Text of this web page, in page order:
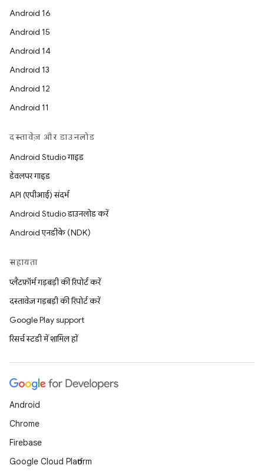
Android 16
Android 15
Android 14
Android 13
Android 12
Android 11
दस्तावेज़ और डाउनलोड
Android Studio गाइड
डेवलपर गाइड
API (एपीआई) संदर्भ
Android Studio डाउनलोड करें
Android एनडीके (NDK)
सहायता
प्लैटफ़ॉर्म गड़बड़ी की रिपोर्ट करें
दस्तावेज़ गड़बड़ी की रिपोर्ट करें
Google Play support
रिसर्च स्टडी में शामिल हों
Android
Chrome
Firebase
Google Cloud Platform